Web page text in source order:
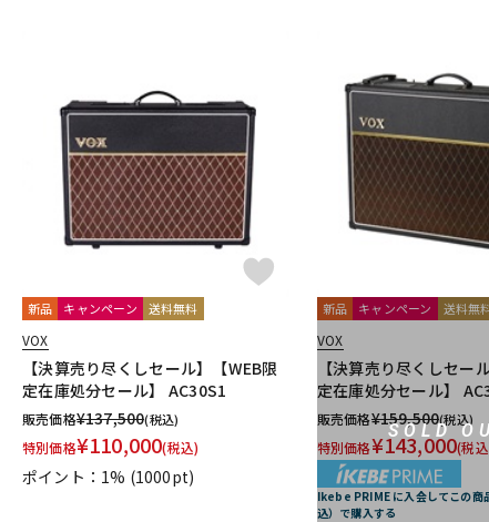
DTM
中古 ヴィンテー
新品 キャンペーン 送料無料
VOX
【決算売り尽くしセール】【WEB限
定在庫処分セール】 AC30S1
販売価格¥137,500(税込)
特別価格¥110,000(税込)
ポイント：1% (1000pt)
SOLD
新品 キャンペーン 送料無
VOX
【決算売り尽くしセー
定在庫処分セール】
販売価格¥159,500(税込)
特別価格¥143,000(税
Ikebe PRIME に入会してこの
込）で購入する